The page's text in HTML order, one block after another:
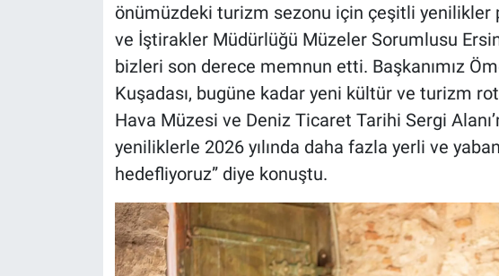
önümüzdeki turizm sezonu için çeşitli yenilikler
ve İştirakler Müdürlüğü Müzeler Sorumlusu
bizleri son derece memnun etti. Başkanımız
Kuşadası, bugüne kadar yeni kültür ve turizm
Hava Müzesi ve Deniz Ticaret Tarihi Sergi
yeniliklerle 2026 yılında daha fazla yerli ve
hedefliyoruz” diye konuştu.